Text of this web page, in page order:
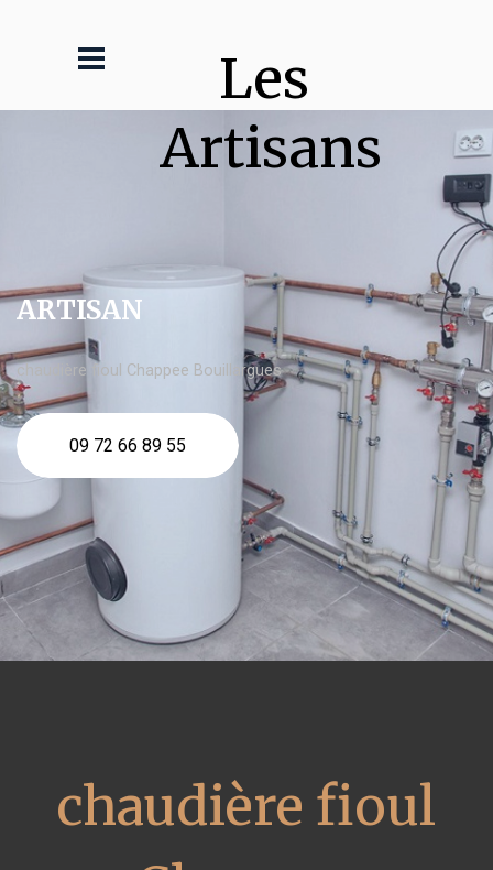
Les
Artisans
ARTISAN
chaudière fioul Chappee Bouillargues
09 72 66 89 55
chaudière fioul